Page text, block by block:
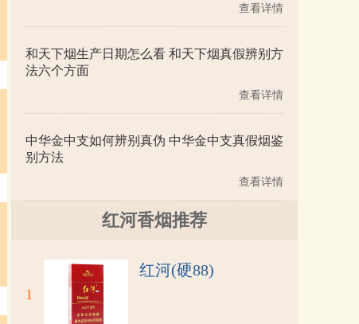
查看详情
和天下烟生产日期怎么看 和天下烟真假辨别方
法六个方面
查看详情
中华金中支如何辨别真伪 中华金中支真假烟鉴
别方法
查看详情
红河香烟推荐
1
红河(硬88)